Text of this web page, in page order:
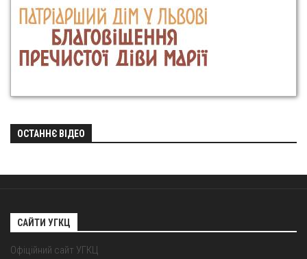
ОСТАННЄ ВІДЕО
САЙТИ УГКЦ
Офіційний сайт УГКЦ